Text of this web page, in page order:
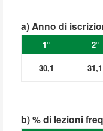
a) Anno di
1° 2°
30,1 31,1
b) % di lezioni